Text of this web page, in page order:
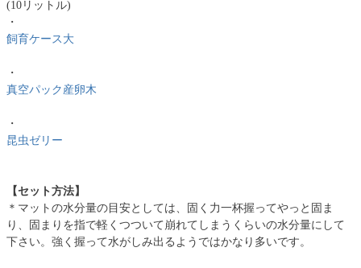
(10リットル)
・
飼育ケース大
・
真空パック産卵木
・
昆虫ゼリー
【セット方法】
＊マットの水分量の目安としては、固く力一杯握ってやっと固ま
り、固まりを指で軽くつついて崩れてしまうくらいの水分量にして
下さい。強く握って水がしみ出るようではかなり多いです。